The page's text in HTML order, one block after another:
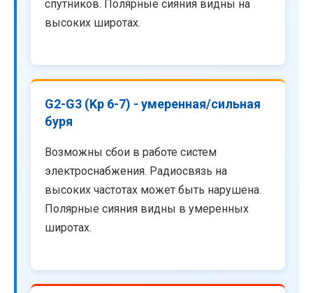
спутников. Полярные сияния видны на
высоких широтах.
G2-G3 (Kp 6-7) - умеренная/сильная
буря
Возможны сбои в работе систем
электроснабжения. Радиосвязь на
высоких частотах может быть нарушена.
Полярные сияния видны в умеренных
широтах.